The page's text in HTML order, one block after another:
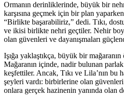
Ormanın derinliklerinde, büyük bir
karşısına geçmek için bir plan
“Birlikte başarabiliriz,” dedi. Tıkı,
ve ikisi birlikte nehri geçtiler. Nehir
olan güvenleri ve dayanışmaları
Işığa yaklaştıkça, büyük bir
Mağaranın içinde, nadir bulunan
keşfettiler. Ancak, Tıkı ve Lila’nın bu
şeyleri vardı: birbirlerine olan
onlara gerçek hazinenin yanında olan